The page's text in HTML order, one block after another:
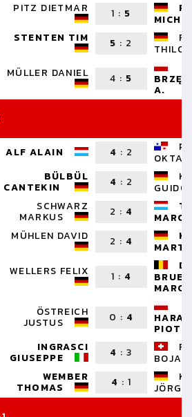
PITZ DIETMAR 1 : 5
STENTEN TIM 5 : 2
THILO
MÜLLER DANIEL 4 : 5
A.
ALF ALAIN 4 : 2
OKTAY
BÜLBÜL
CANTEKIN 4 : 2
GUIDO
SCHWARZ
MARKUS 2 : 4
MARC
MÜHLEN DAVID 2 : 4
WELLERS FELIX 1 : 4
MARC
ÖSTREICH
JUSTUS 0 : 4
PIOTR
INGRASCI
GIUSEPPE 4 :3
BOJAN
WEMBER
THOMAS 4 : 1
JÖRG